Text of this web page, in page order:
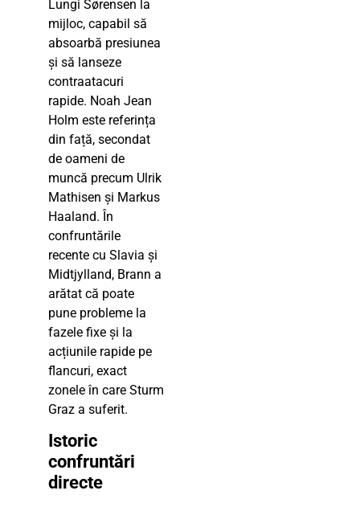
Lungi Sørensen la
mijloc, capabil să
absoarbă presiunea
și să lanseze
contraatacuri
rapide. Noah Jean
Holm este referința
din față, secondat
de oameni de
muncă precum Ulrik
Mathisen și Markus
Haaland. În
confruntările
recente cu Slavia și
Midtjylland, Brann a
arătat că poate
pune probleme la
fazele fixe și la
acțiunile rapide pe
flancuri, exact
zonele în care Sturm
Graz a suferit.
Istoric
confruntări
directe